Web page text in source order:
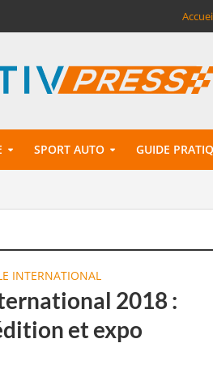
SPORT AUTO GUIDE
INTERNATIONAL
2018 :
et expo